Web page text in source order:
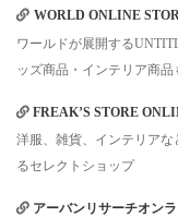
WORLD ONLINE
ワールドが展開する
ッズ商品・インテリア商
FREAK’S STORE
洋服、雑貨、インテリア
るセレクトショップ
アーバンリサーチオン